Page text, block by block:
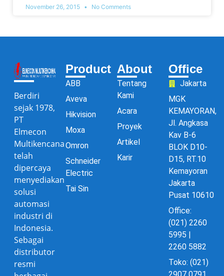
November 26, 2015 No Comments
Berdiri
sejak 1978,
PT
Elmecon
Multikencana
telah
dipercaya
menyediakan
solusi
automasi
industri di
Indonesia.
Sebagai
distributor
resmi
Product
ABB
Aveva
Hikvision
Moxa
Omron
Schneider
Electric
Tai Sin
About
Tentang
Kami
Acara
Proyek
Artikel
Karir
Office
Jakarta
MGK
KEMAYORAN,
Jl. Angkasa
Kav B-6
BLOK D10-
D15, RT.10
Kemayoran
Jakarta
Pusat 10610
Office:
(021) 2260
5995 |
2260 5882
Toko: (021)
2907 0791